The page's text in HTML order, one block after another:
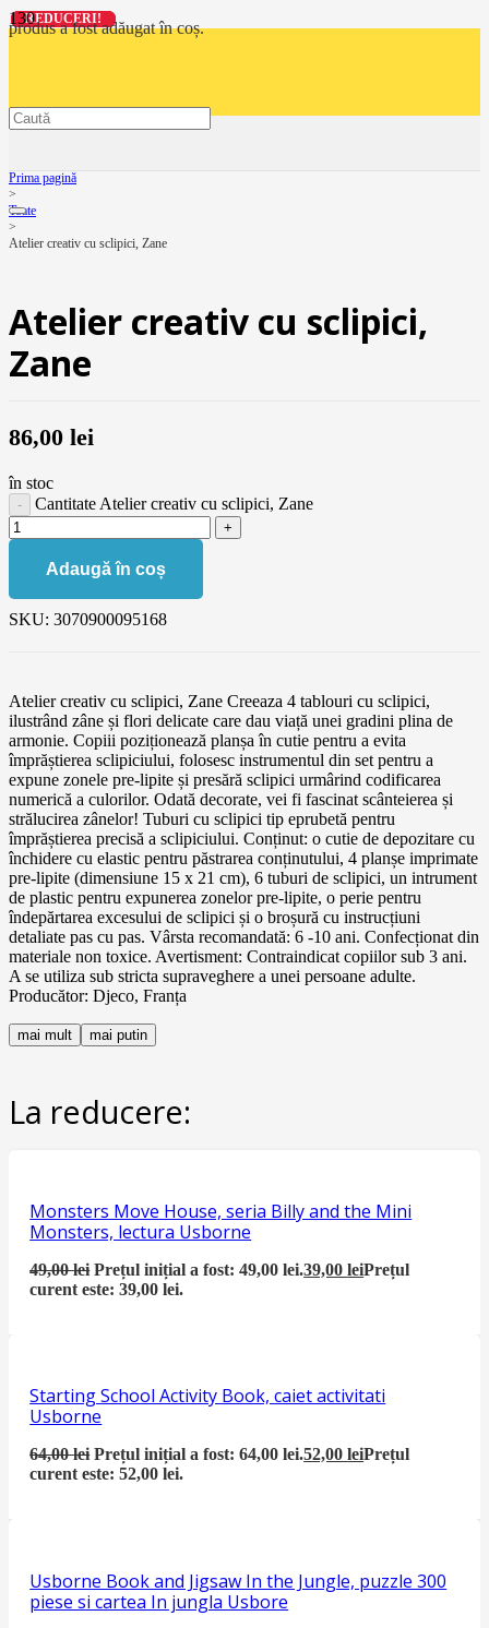
produsa fost adăugat în coș.
Prima pagină
>
Toate
>
Atelier creativ cu sclipici, Zane
Atelier creativ cu sclipici,
Zane
86,00 lei
în stoc
Cantitate Atelier creativ cu sclipici, Zane
Adaugă în coș
SKU: 3070900095168
Atelier creativ cu sclipici, Zane Creeaza 4 tablouri cu sclipici,
ilustrând zâne și flori delicate care dau viață unei gradini plina de
armonie. Copiii poziționează planșa în cutie pentru a evita
împrăștierea sclipiciului, folosesc instrumentul din set pentru a
expune zonele pre-lipite și presără sclipici urmârind codificarea
numerică a culorilor. Odată decorate, vei fi fascinat scânteierea și
strălucirea zânelor! Tuburi cu sclipici tip eprubetă pentru
împrăștierea precisă a sclipiciului. Conținut: o cutie de depozitare cu
închidere cu elastic pentru păstrarea conținutului, 4 planșe imprimate
pre-lipite (dimensiune 15 x 21 cm), 6 tuburi de sclipici, un intrument
de plastic pentru expunerea zonelor pre-lipite, o perie pentru
îndepărtarea excesului de sclipici și o broșură cu instrucțiuni
detaliate pas cu pas. Vârsta recomandată: 6 -10 ani. Confecționat din
materiale non toxice. Avertisment: Contraindicat copiilor sub 3 ani.
A se utiliza sub stricta supraveghere a unei persoane adulte.
Producător: Djeco, Franța
mai mult mai putin
La reducere:
REDUCERI!
Monsters Move House, seria Billy and the Mini
Monsters, lectura Usborne
49,00lei Prețul inițial a fost: 49,00 lei.39,00leiPrețul
curent este: 39,00 lei.
REDUCERI!
Starting School Activity Book, caiet activitati
Usborne
64,00lei Prețul inițial a fost: 64,00 lei.52,00leiPrețul
curent este: 52,00 lei.
REDUCERI!
Usborne Book and Jigsaw In the Jungle, puzzle 300
piese si cartea In jungla Usbore
REDUCERI!